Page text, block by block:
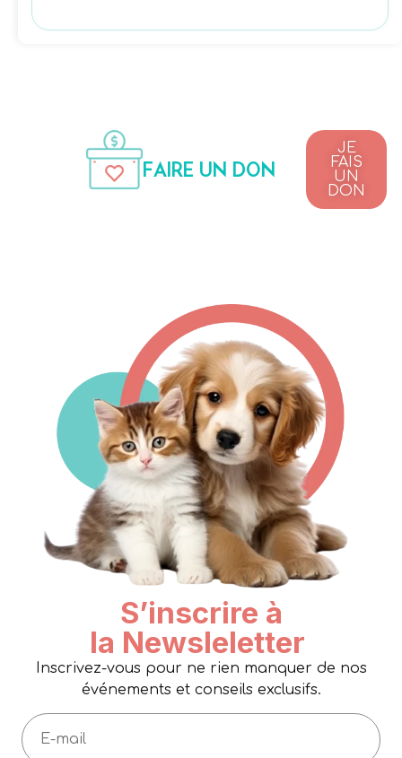
FAIRE UN DON
JE
FAIS
UN
DON
S’inscrire à
la Newsleletter
Inscrivez-vous pour ne rien manquer de nos
événements et conseils exclusifs.